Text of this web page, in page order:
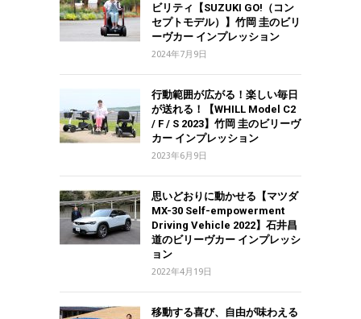
ビリティ【SUZUKI GO!（コン
セプトモデル）】竹岡 圭のビリ
ーヴカー インプレッション
2024年7月9日
行動範囲が広がる！楽しい毎日
が送れる！【WHILL Model C2
/ F / S 2023】竹岡 圭のビリーヴ
カー インプレッション
2023年6月9日
思いどおりに動かせる【マツダ
MX-30 Self-empowerment
Driving Vehicle 2022】石井昌
道のビリーヴカー インプレッシ
ョン
2022年4月19日
移動する喜び、自由が味わえる